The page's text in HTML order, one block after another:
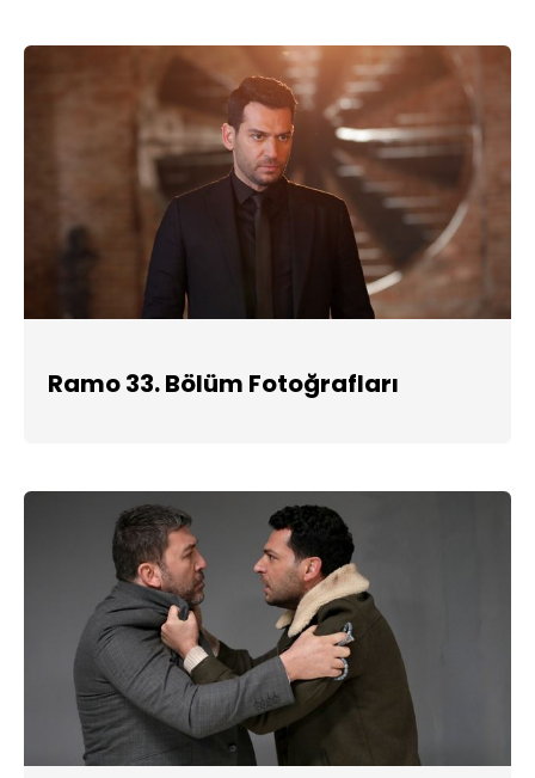
Ramo 33. Bölüm Fotoğrafları